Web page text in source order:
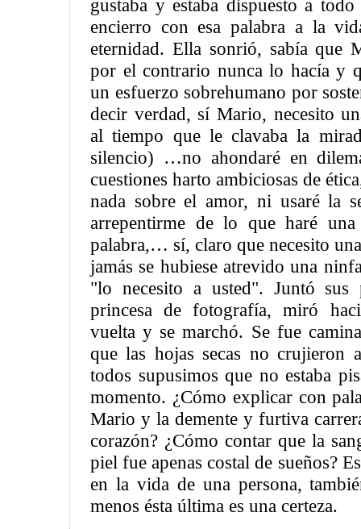
gustaba y estaba dispuesto a
encierro con esa palabra a la
eternidad. Ella sonrió, sabía que
por el contrario nunca lo hacía y
un esfuerzo sobrehumano por
decir verdad, sí Mario, necesito
al tiempo que le clavaba la
silencio) …no ahondaré en
cuestiones harto ambiciosas de
nada sobre el amor, ni usaré la
arrepentirme de lo que haré
palabra,… sí, claro que necesito
jamás se hubiese atrevido una
"lo necesito a usted". Juntó sus
princesa de fotografía, miró
vuelta y se marchó. Se fue
que las hojas secas no crujieron
todos supusimos que no estaba
momento. ¿Cómo explicar con
Mario y la demente y furtiva
corazón? ¿Cómo contar que la
piel fue apenas costal de sueños?
en la vida de una persona,
menos ésta última es una certeza.